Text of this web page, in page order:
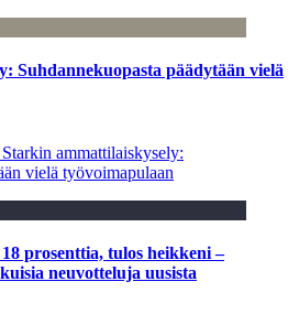
Suhdannekuopasta päädytään vielä
ammattilaiskysely:
vielä työvoimapulaan
prosenttia, tulos heikkeni –
neuvotteluja uusista